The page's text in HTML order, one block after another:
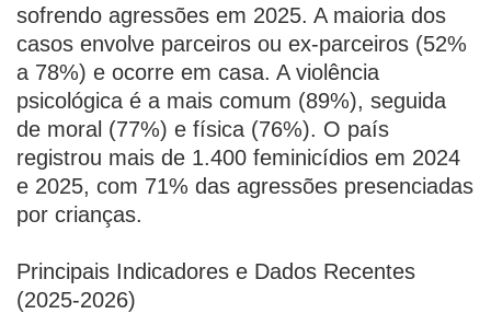
sofrendo agressões em 2025. A maioria dos
casos envolve parceiros ou ex-parceiros (52%
a 78%) e ocorre em casa. A violência
psicológica é a mais comum (89%), seguida
de moral (77%) e física (76%). O país
registrou mais de 1.400 feminicídios em 2024
e 2025, com 71% das agressões presenciadas
por crianças.
Principais Indicadores e Dados Recentes
(2025-2026)